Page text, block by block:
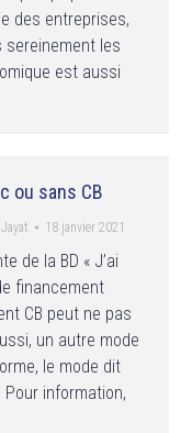
des entreprises,
sereinement les
est aussi
ou sans CB
18 janvier 2021
de la BD « J’ai
financement
CB peut ne pas
un autre mode
le mode dit
information,